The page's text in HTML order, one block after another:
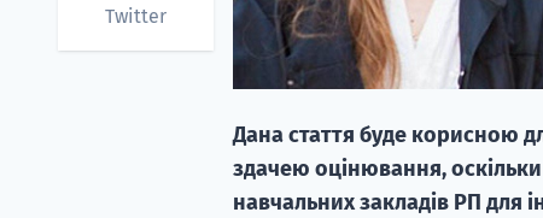
Twitter
Дана стаття буде корисною
здачею оцінювання,
навчальних закладів РП для